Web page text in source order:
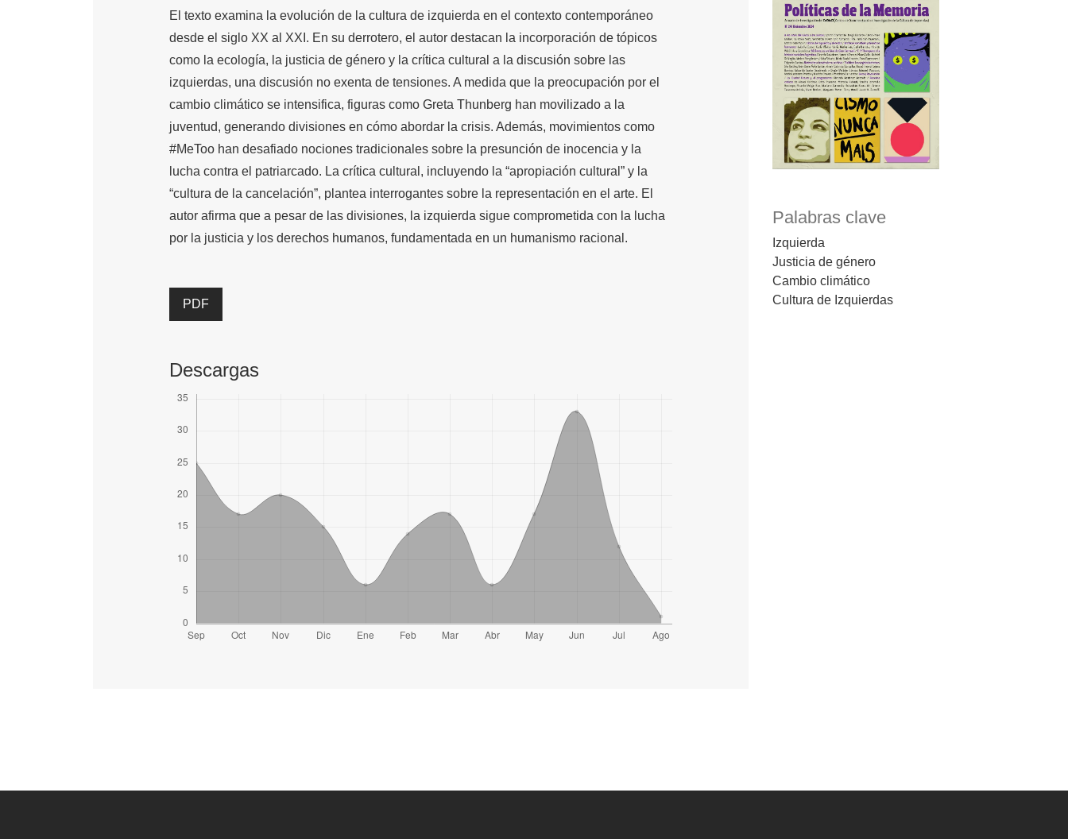
Palabras clave
Izquierda
Justicia de género
Cambio climático
Cultura de Izquierdas
El texto examina la evolución de la cultura de izquierda en el contexto contemporáneo
desde el siglo XX al XXI. En su derrotero, el autor destacan la incorporación de tópicos
como la ecología, la justicia de género y la crítica cultural a la discusión sobre las
izquierdas, una discusión no exenta de tensiones. A medida que la preocupación por el
cambio climático se intensifica, figuras como Greta Thunberg han movilizado a la
juventud, generando divisiones en cómo abordar la crisis. Además, movimientos como
#MeToo han desafiado nociones tradicionales sobre la presunción de inocencia y la
lucha contra el patriarcado. La crítica cultural, incluyendo la “apropiación cultural” y la
“cultura de la cancelación”, plantea interrogantes sobre la representación en el arte. El
autor afirma que a pesar de las divisiones, la izquierda sigue comprometida con la lucha
por la justicia y los derechos humanos, fundamentada en un humanismo racional.
PDF
Descargas